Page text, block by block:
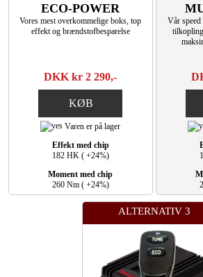
ECO-POWER
Vores mest overkommelige boks, top
effekt og brændstofbesparelse
DKK kr 2 290,-
KØB
Varen er på lager
Effekt med chip
182 HK ( +24%)
Moment med chip
260 Nm ( +24%)
Vår
ALTERNATIV 3